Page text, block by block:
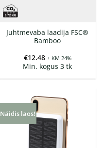
Juhtmevaba laadija FSC®
Bamboo
€12.48 + KM 24%
Min. kogus 3 tk
Näidis laos!